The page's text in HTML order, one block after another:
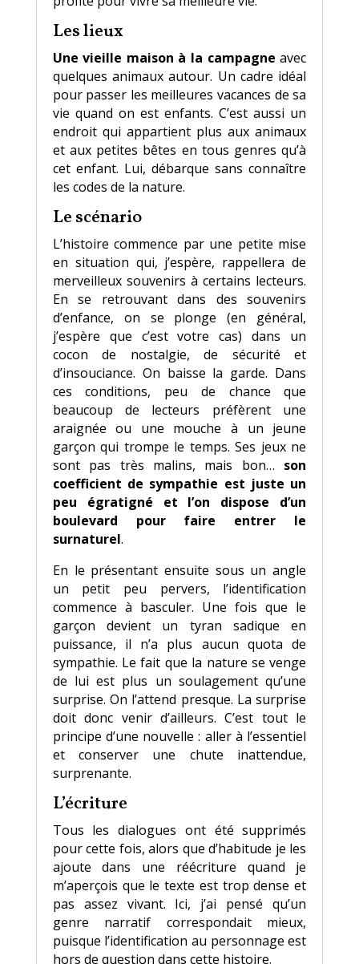
Les lieux
Une vieille maison à la campagne avec
quelques animaux autour. Un cadre idéal
pour passer les meilleures vacances de sa
vie quand on est enfants. C’est aussi un
endroit qui appartient plus aux animaux
et aux petites bêtes en tous genres qu’à
cet enfant. Lui, débarque sans connaître
les codes de la nature.
Le scénario
L’histoire commence par une petite mise
en situation qui, j’espère, rappellera de
merveilleux souvenirs à certains lecteurs.
En se retrouvant dans des souvenirs
d’enfance, on se plonge (en général,
j’espère que c’est votre cas) dans un
cocon de nostalgie, de sécurité et
d’insouciance. On baisse la garde. Dans
ces conditions, peu de chance que
beaucoup de lecteurs préfèrent une
araignée ou une mouche à un jeune
garçon qui trompe le temps. Ses jeux ne
sont pas très malins, mais bon… son
coefficient de sympathie est juste un
peu égratigné et l’on dispose d’un
boulevard pour faire entrer le
surnaturel.
En le présentant ensuite sous un angle
un petit peu pervers, l’identification
commence à basculer. Une fois que le
garçon devient un tyran sadique en
puissance, il n’a plus aucun quota de
sympathie. Le fait que la nature se venge
de lui est plus un soulagement qu’une
surprise. On l’attend presque. La surprise
doit donc venir d’ailleurs. C’est tout le
principe d’une nouvelle : aller à l’essentiel
et conserver une chute inattendue,
surprenante.
L’écriture
Tous les dialogues ont été supprimés
pour cette fois, alors que d’habitude je les
ajoute dans une réécriture quand je
m’aperçois que le texte est trop dense et
pas assez vivant. Ici, j’ai pensé qu’un
genre narratif correspondait mieux,
puisque l’identification au personnage est
hors de question dans cette histoire.